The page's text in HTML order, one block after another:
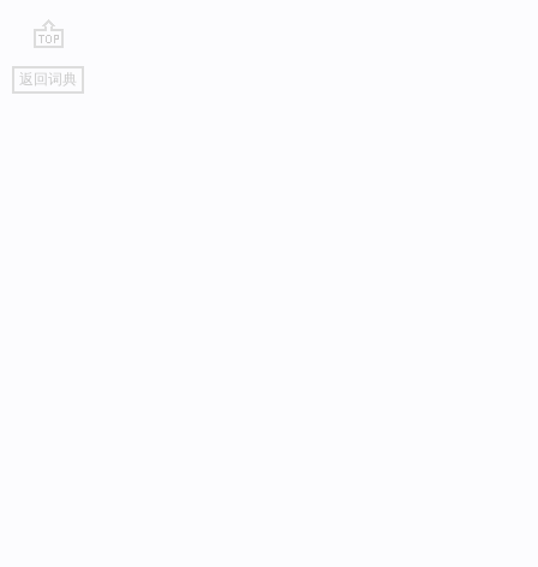
go
top
返回词典